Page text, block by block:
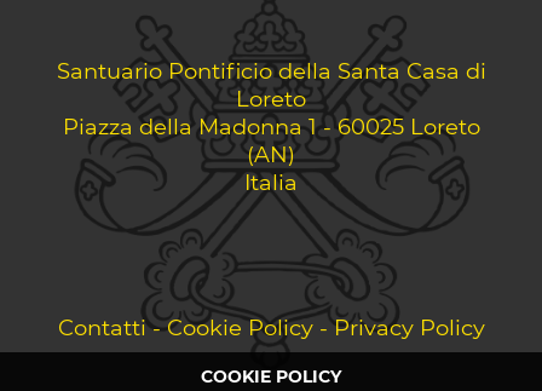
Santuario Pontificio della Santa Casa di
Loreto
Piazza della Madonna 1 - 60025 Loreto
(AN)
Italia
Contatti-Cookie Policy-Privacy Policy
COOKIE POLICY